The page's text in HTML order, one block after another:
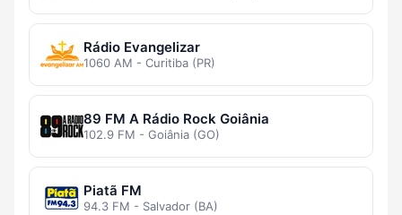
Rádio Evangelizar
1060 AM - Curitiba (PR)
89 FM A Rádio Rock Goiânia
102.9 FM - Goiânia (GO)
Piatã FM
94.3 FM - Salvador (BA)